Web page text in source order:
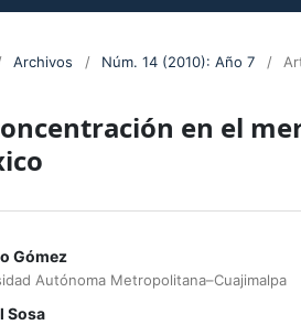
Archivos / Núm. 14 (2010): Año 7 /
en el
Gómez
Autónoma Metropolitana–Cuajimalpa
Sosa